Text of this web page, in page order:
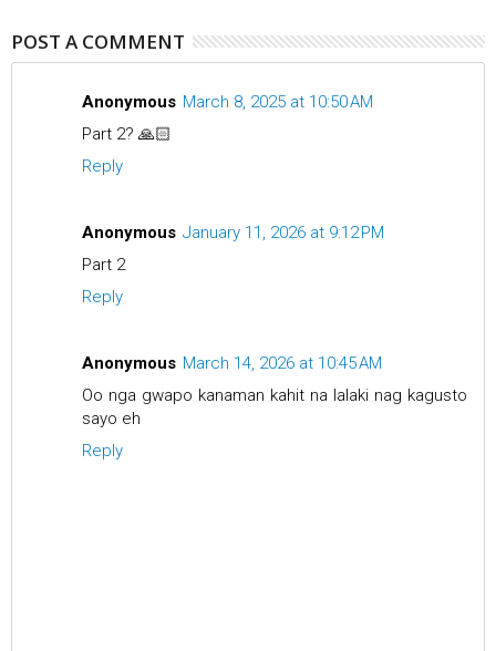
POST A COMMENT
Anonymous March 8, 2025 at 10:50 AM
Part 2? 🙏🏻
Reply
Anonymous January 11, 2026 at 9:12 PM
Part 2
Reply
Anonymous March 14, 2026 at 10:45 AM
Oo nga gwapo kanaman kahit na lalaki nag kagusto
sayo eh
Reply